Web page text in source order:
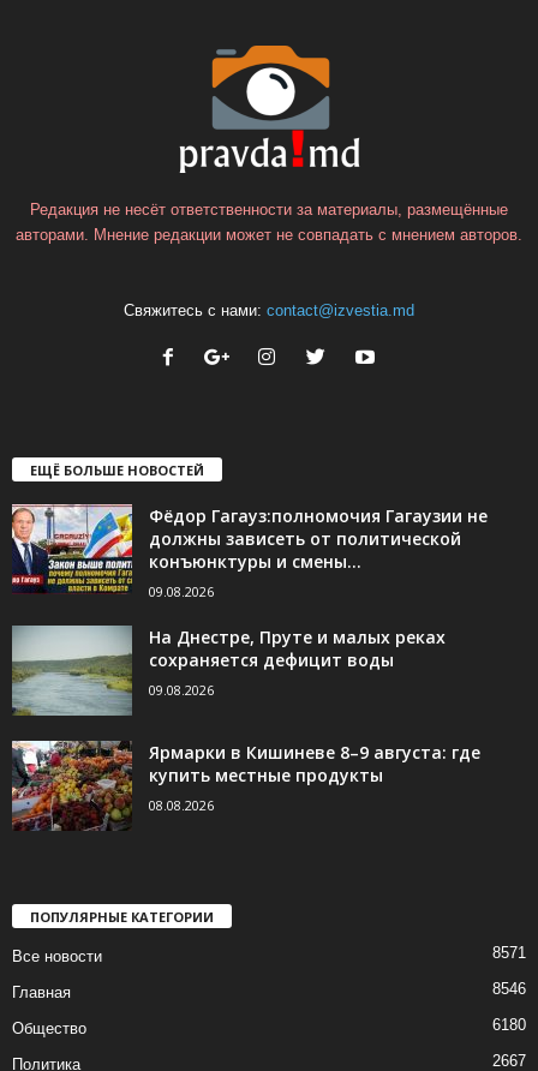
Редакция не несёт ответственности за материалы, размещённые
авторами. Мнение редакции может не совпадать с мнением авторов.
Свяжитесь с нами: contact@izvestia.md
ЕЩЁ БОЛЬШЕ НОВОСТЕЙ
Фёдор Гагауз:полномочия Гагаузии не
должны зависеть от политической
конъюнктуры и смены...
09.08.2026
На Днестре, Пруте и малых реках
сохраняется дефицит воды
09.08.2026
Ярмарки в Кишиневе 8–9 августа: где
купить местные продукты
08.08.2026
ПОПУЛЯРНЫЕ КАТЕГОРИИ
Все новости 8571
Главная 8546
Общество 6180
Политика 2667